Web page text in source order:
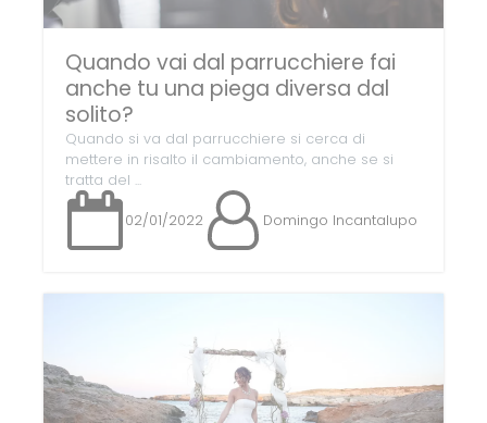
Quando vai dal parrucchiere fai
anche tu una piega diversa dal
solito?
Quando si va dal parrucchiere si cerca di
mettere in risalto il cambiamento, anche se si
tratta del ...
02/01/2022 Domingo Incantalupo